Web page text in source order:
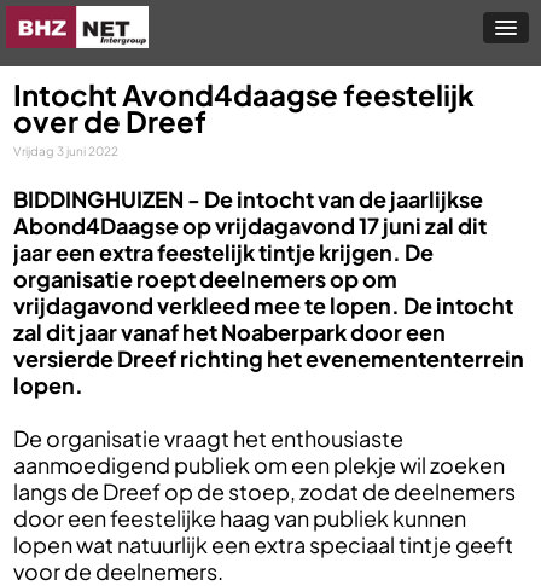
Intocht Avond4daagse feestelijk
over de Dreef
Vrijdag 3 juni 2022
BIDDINGHUIZEN - De intocht van de jaarlijkse
Abond4Daagse op vrijdagavond 17 juni zal dit
jaar een extra feestelijk tintje krijgen. De
organisatie roept deelnemers op om
vrijdagavond verkleed mee te lopen. De intocht
zal dit jaar vanaf het Noaberpark door een
versierde Dreef richting het evenemententerrein
lopen.
De organisatie vraagt het enthousiaste
aanmoedigend publiek om een plekje wil zoeken
langs de Dreef op de stoep, zodat de deelnemers
door een feestelijke haag van publiek kunnen
lopen wat natuurlijk een extra speciaal tintje geeft
voor de deelnemers.